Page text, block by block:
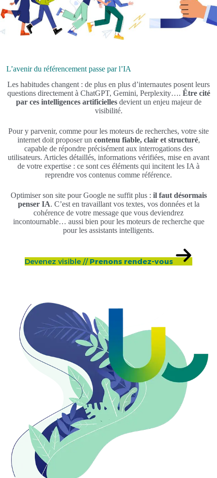
L’avenir du référencement passe par l’IA
Les habitudes changent : de plus en plus d’internautes posent leurs
questions directement à ChatGPT, Gemini, Perplexity…. Être cité
par ces intelligences artificiellesdevient un enjeu majeur de
visibilité.
Pour y parvenir, comme pour les moteurs de recherches, votre site
internet doit proposer un contenu fiable, clair et structuré,
capable de répondre précisément aux interrogations des
utilisateurs. Articles détaillés, informations vérifiées, mise en avant
de votre expertise : ce sont ces éléments qui incitent les IA à
reprendre vos contenus comme référence.
Optimiser son site pour Google ne suffit plus : il faut désormais
penser IA. C’est en travaillant vos textes, vos données et la
cohérence de votre message que vous deviendrez
incontournable… aussi bien pour les moteurs de recherche que
pour les assistants intelligents.
Devenez visible // Prenons rendez-vous